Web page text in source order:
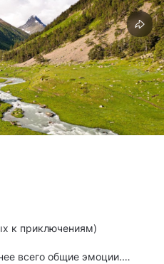
к приключениям)
всего общие эмоции.